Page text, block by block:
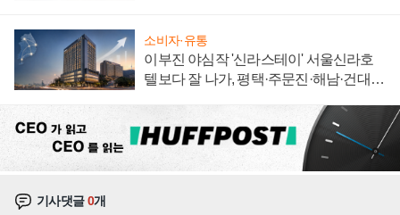
소비자·유통
이부진 야심작 '신라스테이' 서울신라호
텔보다 잘 나가, 평택·주문진·해남·건대로
기사댓글0개